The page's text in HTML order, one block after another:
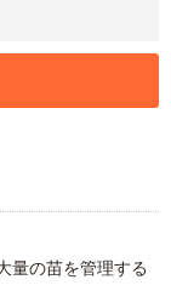
量の苗を管理する